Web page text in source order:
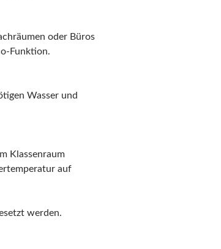
oder Büros
Funktion.
Wasser und
Klassenraum
auf
werden.